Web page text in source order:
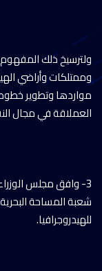
ولترسيخ ذلك
وممتلكات وأراضي
مواردها وتطوير
العملاقة في مجال
3- وافق مجلس
شعبة المساحة
للهيدروجرافيا.